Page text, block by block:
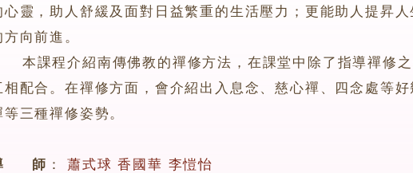
心靈，助人舒緩及面對日益繁重的生活壓力；更能助人提昇
方向前進。
課程介紹南傳佛教的禪修方法，在課堂中除了指導禪修之
相配合。在禪修方面，會介紹出入息念、慈心禪、四念處等
等三種禪修姿勢。
師 ： 蕭式球 香國華 李愷怡